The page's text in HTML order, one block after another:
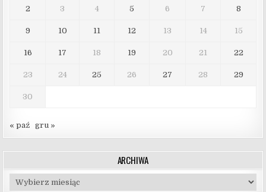
2 3 4 5 6 7 8
9 10 11 12 13 14 15
16 17 18 19 20 21 22
23 24 25 26 27 28 29
30
« paź gru »
ARCHIWA
Archiwa